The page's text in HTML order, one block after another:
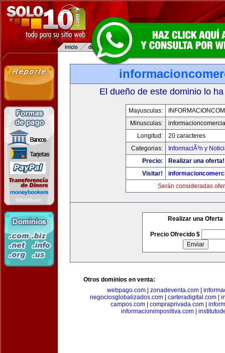
El dueño de este dominio lo
Mayusculas:
Minusculas:
Longitud:
20 caracteres
Categorias:
InformaciÃ³n y
Precio:
Realizar una oferta!
Visitar!
Serán consideradas
Realizar una Oferta
Precio Ofrecido $
Otros dominios en venta:
webpago.com
zonadeventa.com
negociosglobalizados.com
carteradigital.com
campos.com
compraprivada.com
informacionimpositiva.com